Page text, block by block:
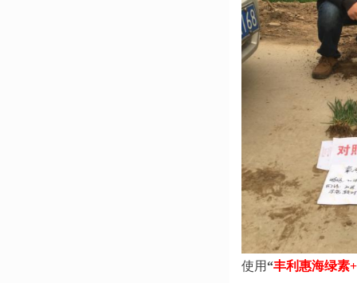
使用“丰利惠海绿素